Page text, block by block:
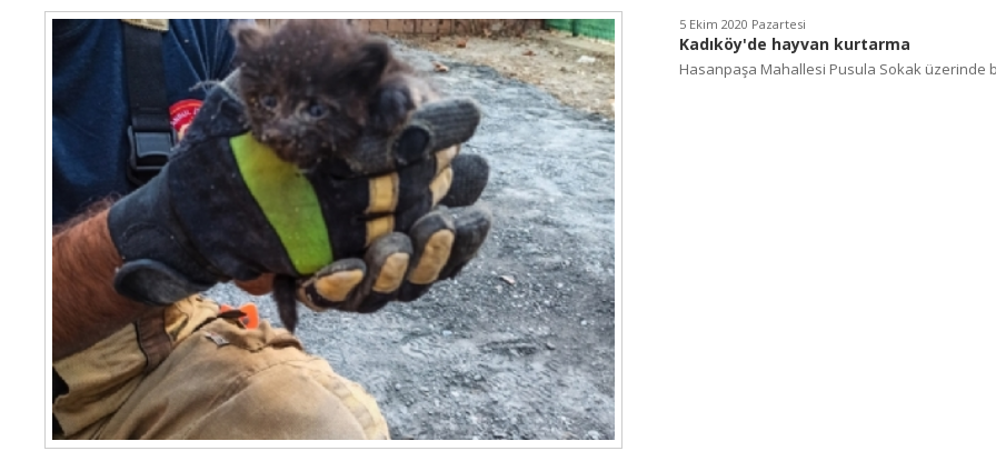
5 Ekim 2020 Pazartesi
Kadıköy'de hayvan kurtarma
Hasanpaşa Mahallesi Pusula Sokak üzerinde